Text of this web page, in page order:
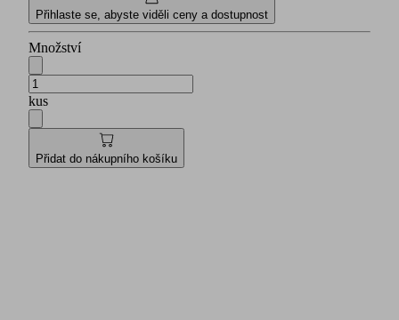
Přihlaste se, abyste viděli ceny a dostupnost
Množství
kus
Přidat do nákupního košíku